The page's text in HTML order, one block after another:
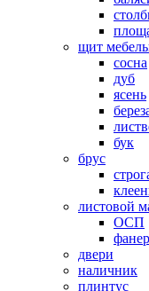
щит
сосна
дуб
ясень
бук
брус
листовой
ОСП
двери
наличник
плинтус